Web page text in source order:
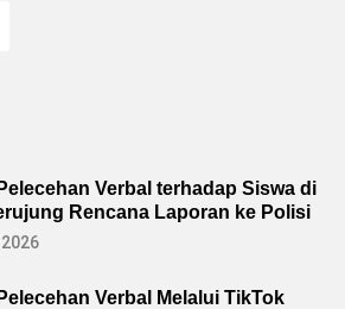
Verbal terhadap Siswa di
Rencana Laporan ke Polisi
Verbal Melalui TikTok